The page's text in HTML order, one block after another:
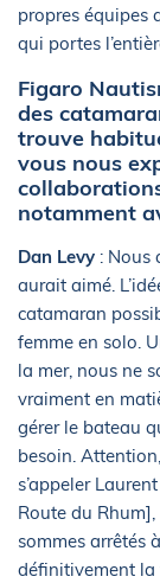
propres équipes
qui portes
Figaro
des
trouve
vous nous
notamment
Dan Levy : Nous
aurait aimé.
catamaran
femme en solo.
la mer, nous ne
vraiment en
gérer le bateau
besoin.
s’appeler
Route du
sommes arrêtés
définitivement la